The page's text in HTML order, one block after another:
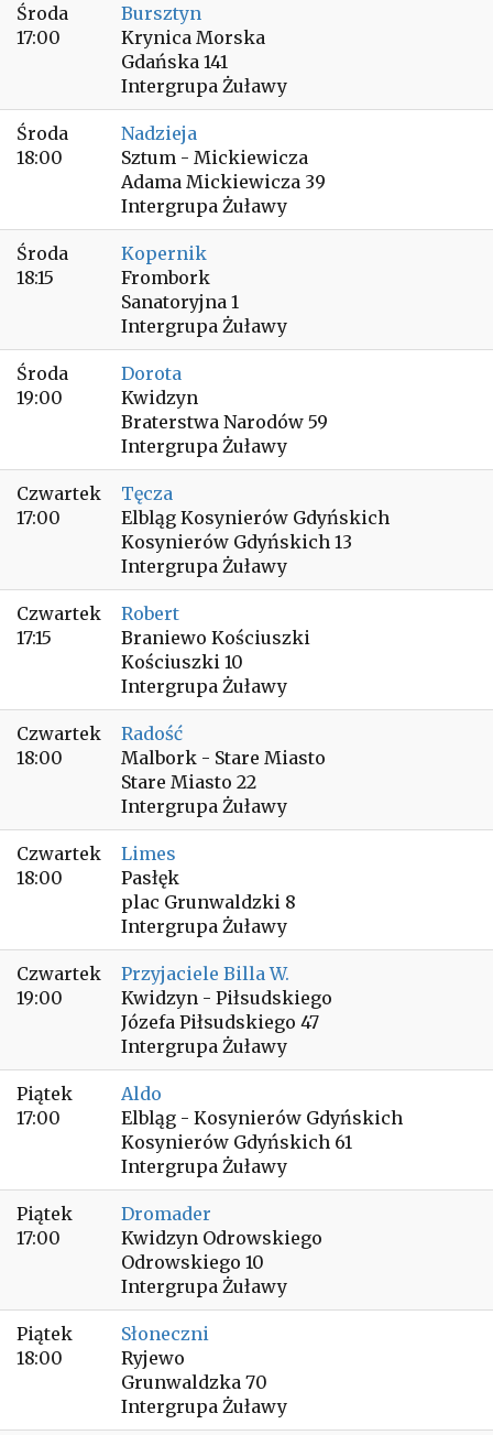
Środa
17:00
Bursztyn
Krynica Morska
Gdańska 141
Intergrupa Żuławy
Środa
18:00
Nadzieja
Sztum - Mickiewicza
Adama Mickiewicza 39
Intergrupa Żuławy
Środa
18:15
Kopernik
Frombork
Sanatoryjna 1
Intergrupa Żuławy
Środa
19:00
Dorota
Kwidzyn
Braterstwa Narodów 59
Intergrupa Żuławy
Czwartek
17:00
Tęcza
Elbląg Kosynierów Gdyńskich
Kosynierów Gdyńskich 13
Intergrupa Żuławy
Czwartek
17:15
Robert
Braniewo Kościuszki
Kościuszki 10
Intergrupa Żuławy
Czwartek
18:00
Radość
Malbork - Stare Miasto
Stare Miasto 22
Intergrupa Żuławy
Czwartek
18:00
Limes
Pasłęk
plac Grunwaldzki 8
Intergrupa Żuławy
Czwartek
19:00
Przyjaciele Billa W.
Kwidzyn - Piłsudskiego
Józefa Piłsudskiego 47
Intergrupa Żuławy
Piątek
17:00
Aldo
Elbląg - Kosynierów Gdyńskich
Kosynierów Gdyńskich 61
Intergrupa Żuławy
Piątek
17:00
Dromader
Kwidzyn Odrowskiego
Odrowskiego 10
Intergrupa Żuławy
Piątek
18:00
Słoneczni
Ryjewo
Grunwaldzka 70
Intergrupa Żuławy